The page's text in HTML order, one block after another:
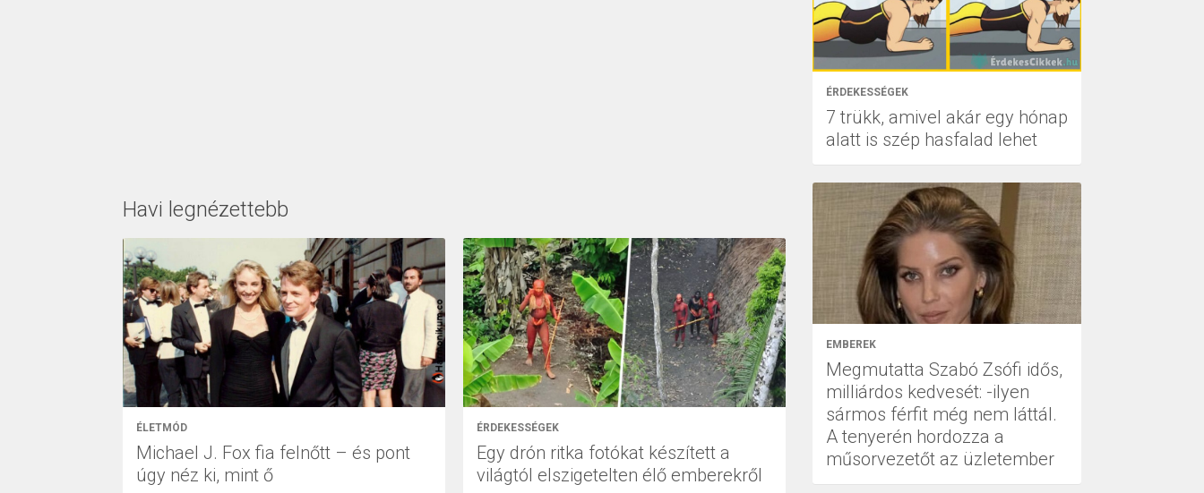
Havi legnézettebb
ÉLETMÓD
Michael J. Fox fia felnőtt – és pont
úgy néz ki, mint ő
ÉRDEKESSÉGEK
Egy drón ritka fotókat készített a
világtól elszigetelten élő emberekről
ÉRDEKESSÉGEK
7 trükk, amivel akár egy hónap
alatt is szép hasfalad lehet
EMBEREK
Megmutatta Szabó Zsófi idős,
milliárdos kedvesét: -ilyen
sármos férfit még nem láttál.
A tenyerén hordozza a
műsorvezetőt az üzletember